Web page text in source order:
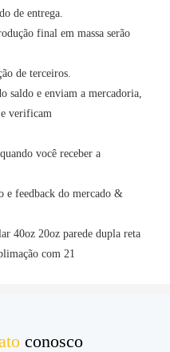
de entrega.
final em massa serão
de terceiros.
saldo e enviam a mercadoria,
verificam
você receber a
e feedback do mercado &
conosco